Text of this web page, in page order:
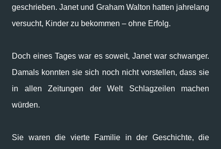
geschrieben. Janet und Graham Walton hatten jahrelang
versucht, Kinder zu bekommen – ohne Erfolg.
Doch eines Tages war es soweit, Janet war schwanger.
Damals konnten sie sich noch nicht vorstellen, dass sie
in allen Zeitungen der Welt Schlagzeilen machen
würden.
Sie waren die vierte Familie in der Geschichte, die